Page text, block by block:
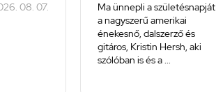
08. 07.
Ma ünnepli a születésnapját
a nagyszerű amerikai
énekesnő, dalszerző és
gitáros, Kristin Hersh, aki
szólóban is és a ...